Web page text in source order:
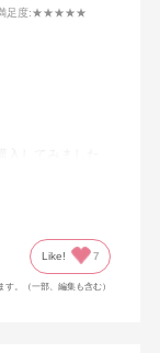
足度:★★★★★
お手頃価格も
Like! 7
。（一部、編集も含む）